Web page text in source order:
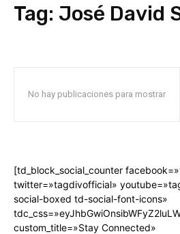
Tag: José David
No hay publicaciones para mostrar
[td_block_social_counter
twitter=»tagdivofficial»
social-boxed td-social-font-icons»
custom_title=»Stay Connected»